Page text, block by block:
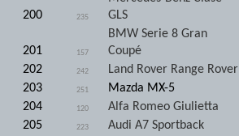
200 235
GLS
201 157
BMW Serie 8 Gran
Coupé
202
242 Land Rover Range Rover
203
251 Mazda MX-5
204
120 Alfa Romeo Giulietta
205
223 Audi A7 Sportback